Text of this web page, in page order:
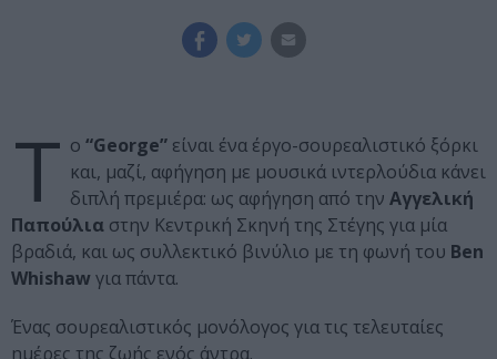
Τ ο “George” είναι ένα έργο-σουρεαλιστικό ξόρκι
και, μαζί, αφήγηση με μουσικά ιντερλούδια κάνει
διπλή πρεμιέρα: ως αφήγηση από την Αγγελική
Παπούλια στην Κεντρική Σκηνή της Στέγης για μία
βραδιά, και ως συλλεκτικό βινύλιο με τη φωνή του Ben
Whishaw για πάντα.
Ένας σουρεαλιστικός μονόλογος για τις τελευταίες
ημέρες της ζωής ενός άντρα.